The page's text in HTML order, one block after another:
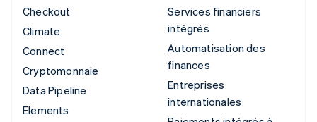
Checkout
Climate
Connect
Cryptomonnaie
Data Pipeline
Elements
Services financiers
intégrés
Automatisation des
finances
Entreprises
internationales